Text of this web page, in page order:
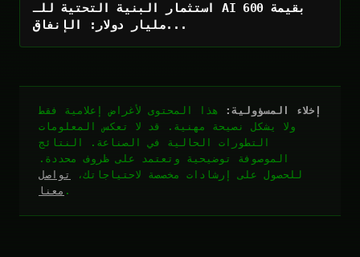
استثمار البنية التحتية للـ AI بقيمة 600
مليار دولار: الإنفاق...
إخلاء المسؤولية:
هذا المحتوى لأغراض إعلامية فقط
ولا يشكل نصيحة مهنية. قد لا تعكس المعلومات
التطورات الحالية في الصناعة. النتائج
الموصوفة توضيحية وتعتمد على ظروف محددة.
للحصول على إرشادات مخصصة لاحتياجاتك،
تواصل
معنا .